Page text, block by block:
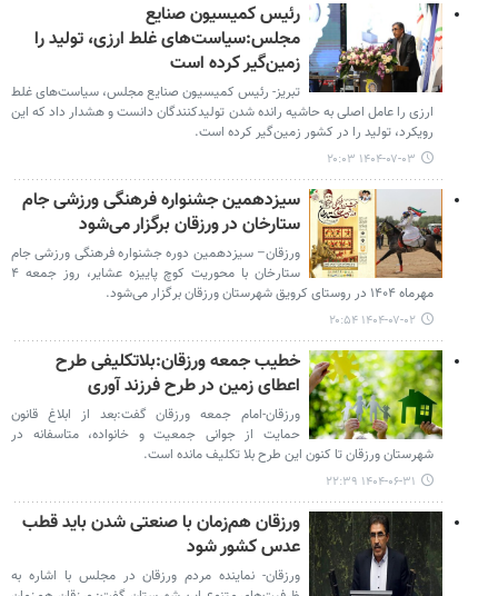
رئیس کمیسیون صنایع
مجلس:سیاست‌های غلط ارزی، تولید را
زمین‌گیر کرده است
تبریز- رئیس کمیسیون صنایع مجلس، سیاست‌های غلط
ارزی را عامل اصلی به حاشیه رانده شدن تولیدکنندگان دانست و هشدار داد که این
رویکرد، تولید را در کشور زمین‌گیر کرده است.
۱۴۰۴-۰۷-۰۳ ۲۰:۰۳
سیزدهمین جشنواره فرهنگی ورزشی جام
ستارخان در ورزقان برگزار می‌شود
ورزقان– سیزدهمین دوره جشنواره فرهنگی ورزشی جام
ستارخان با محوریت کوچ پاییزه عشایر، روز جمعه ۴
مهرماه ۱۴۰۴ در روستای کرویق شهرستان ورزقان برگزار می‌شود.
۱۴۰۴-۰۷-۰۲ ۲۰:۵۴
خطیب جمعه ورزقان:بلاتکلیفی طرح
اعطای زمین در طرح فرزند آوری
ورزقان-امام جمعه ورزقان گفت:بعد از ابلاغ قانون
حمایت از جوانی جمعیت و خانواده، متاسفانه در
شهرستان ورزقان تا کنون این طرح بلا تکلیف مانده است.
۱۴۰۴-۰۶-۳۱ ۲۲:۳۹
ورزقان هم‌زمان با صنعتی شدن باید قطب
عدس کشور شود
ورزقان- نماینده مردم ورزقان در مجلس با اشاره به